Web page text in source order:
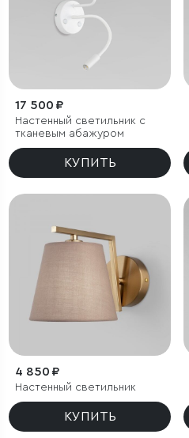
17 500 ₽
Настенный светильник с
тканевым абажуром
КУПИТЬ
4 850 ₽
Настенный светильник
КУПИТЬ